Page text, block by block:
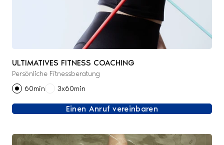
ULTIMATIVES FITNESS COACHING
Persönliche Fitnessberatung
60min
3x60min
Einen Anruf vereinbaren